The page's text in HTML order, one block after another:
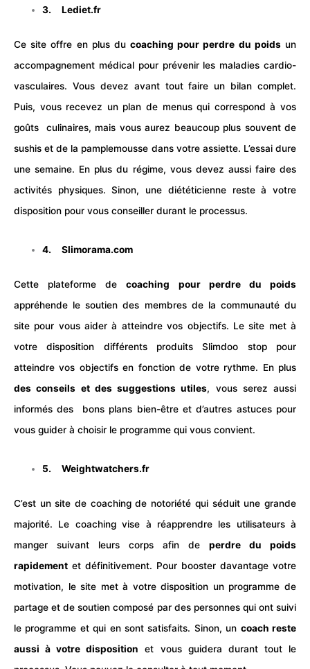
3.Lediet.fr
Ce site offre en plus ducoaching pour perdre du poidsun
accompagnement médical pour prévenir les maladies cardio-
vasculaires. Vous devez avant tout faire un bilan complet.
Puis, vous recevez un plan de menus qui correspond à vos
goûts culinaires, mais vous aurez beaucoup plus souvent de
sushis et de la pamplemousse dans votre assiette. L’essai dure
une semaine. En plus du régime, vous devez aussi faire des
activités physiques. Sinon, une diététicienne reste à votre
disposition pour vous conseiller durant le processus.
4.Slimorama.com
Cette plateforme decoaching pour perdre du poids
appréhende le soutien des membres de la communauté du
site pour vous aider à atteindre vos objectifs. Le site met à
votre disposition différents produits Slimdoo stop pour
atteindre vos objectifs en fonction de votre rythme. En plus
des conseils et des suggestions utiles, vous serez aussi
informés des bons plans bien-être et d’autres astuces pour
vous guider à choisir le programme qui vous convient.
5.Weightwatchers.fr
C’est un site de coaching de notoriété qui séduit une grande
majorité. Le coaching vise à réapprendre les utilisateurs à
manger suivant leurs corps afin de perdre du poids
rapidement et définitivement. Pour booster davantage votre
motivation, le site met à votre disposition un programme de
partage et de soutien composé par des personnes qui ont suivi
le programme et qui en sont satisfaits. Sinon, un coach reste
aussi à votre disposition et vous guidera durant tout le